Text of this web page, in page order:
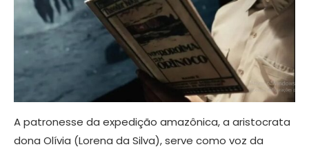
A patronesse da expedição amazônica, a aristocrata
dona Olívia (Lorena da Silva), serve como voz da